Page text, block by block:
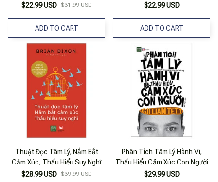
$22.99 USD $31.99 USD
ADD TO CART
$22.99 USD
ADD TO CART
Thuật Đọc Tâm Lý, Nắm Bắt
Cảm Xúc, Thấu Hiểu Suy Nghĩ
$28.99 USD $39.99 USD
Phân Tích Tâm Lý Hành Vi,
Thấu Hiểu Cảm Xúc Con Người
$29.99 USD